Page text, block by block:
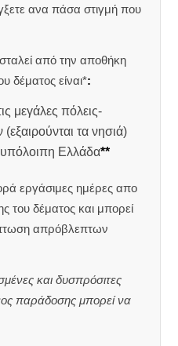
ανα πάσα στιγμή που
από την αποθήκη
δέματος είναι*:
μεγάλες πόλεις-
τα νησιά)
Ελλάδα**
εργάσιμες ημέρες απο
του δέματος και μπορεί
απρόβλεπτων
και δυσπρόσιτες
παράδοσης μπορεί να